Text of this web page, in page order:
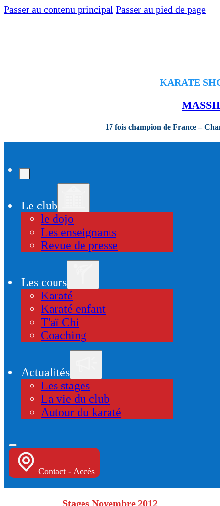
Passer au contenu principal Passer au pied de page
KARATE
17 fois champion de France –
Le club
le dojo
Les enseignants
Revue de presse
Les cours
Karaté
Karaté enfant
T'aï Chi
Coaching
Actualités
Les stages
La vie du club
Autour du karaté
Contact - Accès
Stages Novembre 2012